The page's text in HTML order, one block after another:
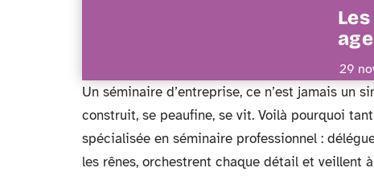
29
Un séminaire d’entreprise, ce n’est jamais un
construit, se peaufine, se vit. Voilà pourquoi
spécialisée en séminaire professionnel :
les rênes, orchestrent chaque détail et veillent